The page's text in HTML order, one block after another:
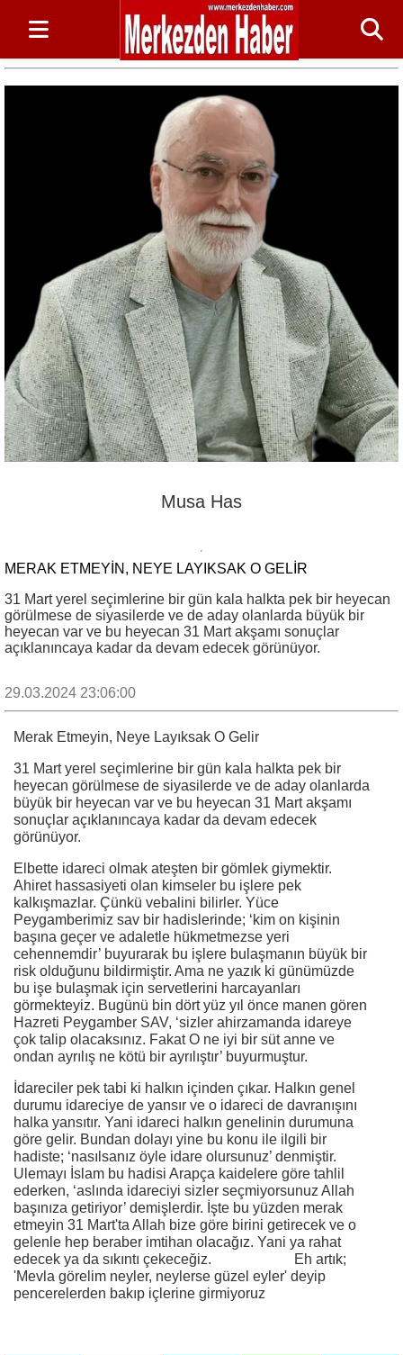
Musa Has
MERAK ETMEYIN, NEYE LAYIKSAK O GELIR
31 Mart yerel seçimlerine bir gün kala halkta pek bir heyecan
görülmese de siyasilerde ve de aday olanlarda büyük bir
heyecan var ve bu heyecan 31 Mart akşamı sonuçlar
açıklanıncaya kadar da devam edecek görünüyor.
29.03.2024 23:06:00
Merak Etmeyin, Neye Layıksak O Gelir
31 Mart yerel seçimlerine bir gün kala halkta pek bir
heyecan görülmese de siyasilerde ve de aday olanlarda
büyük bir heyecan var ve bu heyecan 31 Mart akşamı
sonuçlar açıklanıncaya kadar da devam edecek
görünüyor.
Elbette idareci olmak ateşten bir gömlek giymektir.
Ahiret hassasiyeti olan kimseler bu işlere pek
kalkışmazlar. Çünkü vebalini bilirler. Yüce
Peygamberimiz sav bir hadislerinde; ‘kim on kişinin
başına geçer ve adaletle hükmetmezse yeri
cehennemdir’ buyurarak bu işlere bulaşmanın büyük bir
risk olduğunu bildirmiştir. Ama ne yazık ki günümüzde
bu işe bulaşmak için servetlerini harcayanları
görmekteyiz. Bugünü bin dört yüz yıl önce manen gören
Hazreti Peygamber SAV, ‘sizler ahirzamanda idareye
çok talip olacaksınız. Fakat O ne iyi bir süt anne ve
ondan ayrılış ne kötü bir ayrılıştır’ buyurmuştur.
İdareciler pek tabi ki halkın içinden çıkar. Halkın genel
durumu idareciye de yansır ve o idareci de davranışını
halka yansıtır. Yani idareci halkın genelinin durumuna
göre gelir. Bundan dolayı yine bu konu ile ilgili bir
hadiste; ‘nasılsanız öyle idare olursunuz’ denmiştir.
Ulemayı İslam bu hadisi Arapça kaidelere göre tahlil
ederken, ‘aslında idareciyi sizler seçmiyorsunuz Allah
başınıza getiriyor’ demişlerdir. İşte bu yüzden merak
etmeyin 31 Mart'ta Allah bize göre birini getirecek ve o
gelenle hep beraber imtihan olacağız. Yani ya rahat
edecek ya da sıkıntı çekeceğiz. Eh artık;
'Mevla görelim neyler, neylerse güzel eyler' deyip
pencerelerden bakıp içlerine girmiyoruz